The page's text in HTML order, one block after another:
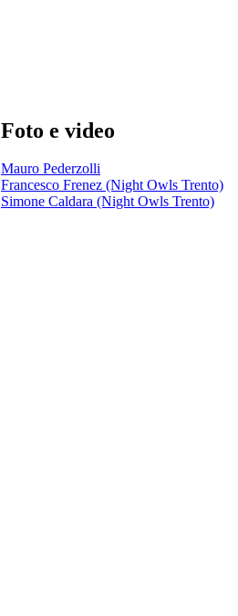
Foto e video
Mauro Pederzolli
Francesco Frenez (Night Owls Trento)
Simone Caldara (Night Owls Trento)